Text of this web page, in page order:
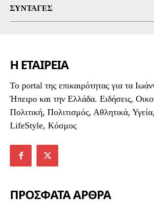
ΣΥΝΤΑΓΈΣ
Η ΕΤΑΙΡΕΙΑ
To portal της επικαιρότητας για τα
Ήπειρο και την Ελλάδα. Ειδήσεις,
Πολιτική, Πολιτισμός, Αθλητικά,
LifeStyle, Κόσμος
ΠΡΟΣΦΑΤΑ ΑΡΘΡΑ